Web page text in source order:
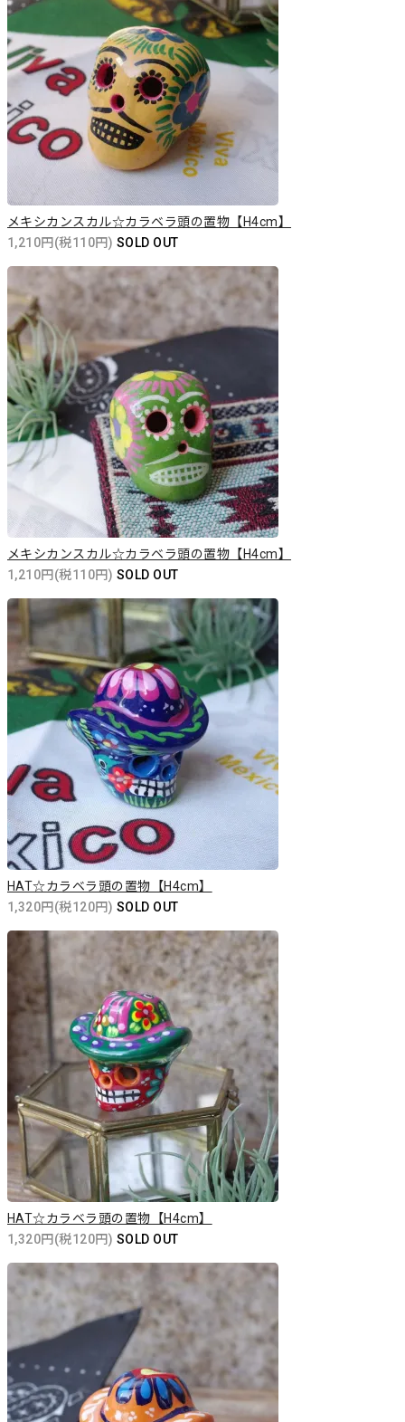
メキシカンスカル☆カラベラ頭の置物【H4cm】
1,210円(税110円) SOLD OUT
メキシカンスカル☆カラベラ頭の置物【H4cm】
1,210円(税110円) SOLD OUT
HAT☆カラベラ頭の置物【H4cm】
1,320円(税120円) SOLD OUT
HAT☆カラベラ頭の置物【H4cm】
1,320円(税120円) SOLD OUT